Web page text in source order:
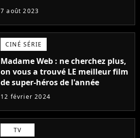
7 août 2023
CINÉ SÉRIE
Madame Web : ne cherchez plus,
on vous a trouvé LE meilleur film
de super-héros de l'année
12 février 2024
TV